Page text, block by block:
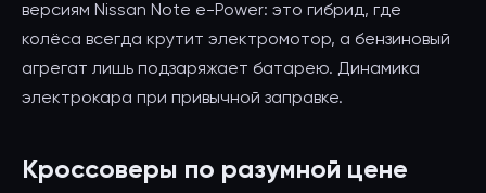
версиям Nissan Note e-Power: это гибрид, где
колёса всегда крутит электромотор, а бензиновый
агрегат лишь подзаряжает батарею. Динамика
электрокара при привычной заправке.
Кроссоверы по разумной цене